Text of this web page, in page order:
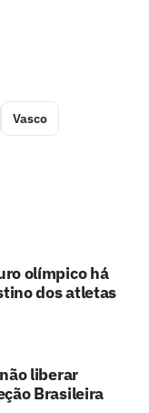
Vasco
olímpico há
dos atletas
liberar
Brasileira